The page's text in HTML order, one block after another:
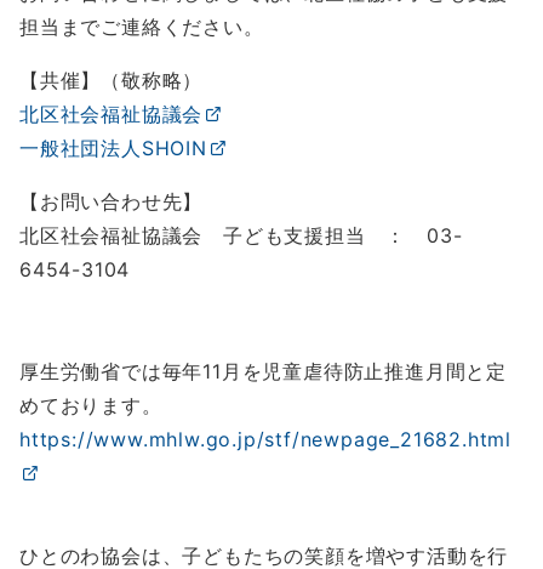
担当までご連絡ください。
【共催】（敬称略）
北区社会福祉協議会
一般社団法人SHOIN
【お問い合わせ先】
北区社会福祉協議会 子ども支援担当 ： 03-
6454-3104
厚生労働省では毎年11月を児童虐待防止推進月間と定
めております。
https://www.mhlw.go.jp/stf/newpage_21682.html
ひとのわ協会は、子どもたちの笑顔を増やす活動を行